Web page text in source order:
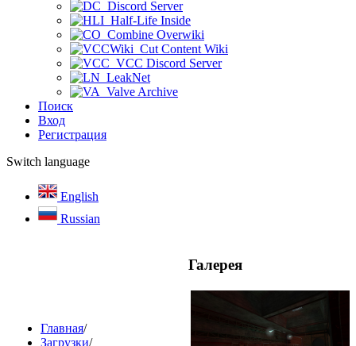
Discord Server
Half-Life Inside
Combine Overwiki
Cut Content Wiki
VCC Discord Server
LeakNet
Valve Archive
Поиск
Вход
Регистрация
Switch language
English
Russian
Главная/
Загрузки/
Галерея